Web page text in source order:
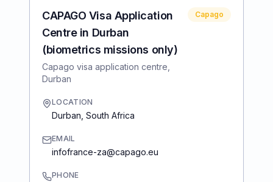
CAPAGO Visa Application
Centre in Durban
(biometrics missions only)
Capago visa application centre,
Durban
Capago
LOCATION
Durban South Africa
EMAIL
infofrance-za@capago.eu
PHONE